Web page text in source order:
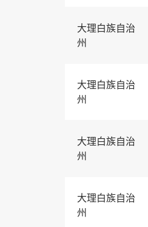
大理白族自治
州
大理白族自治
州
大理白族自治
州
大理白族自治
州